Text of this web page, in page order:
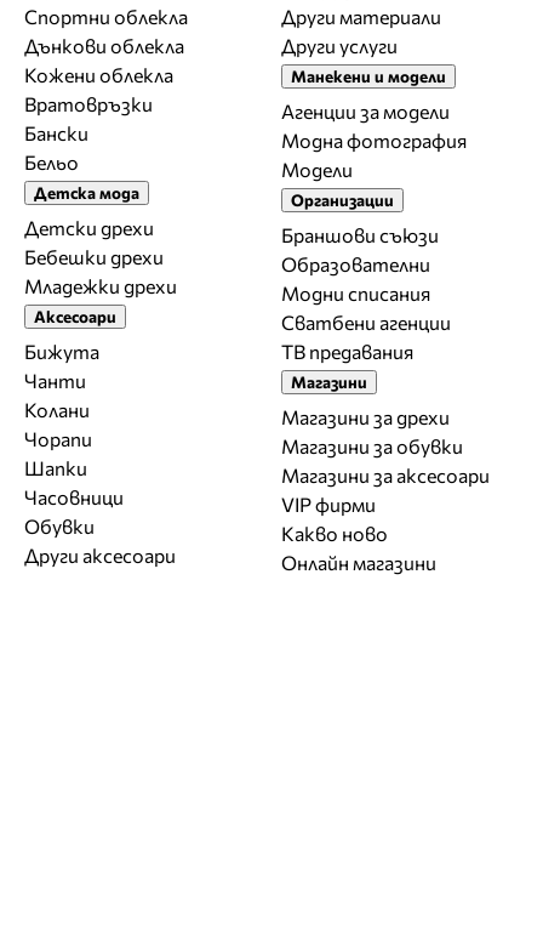
Спортни облекла
Дънкови облекла
Кожени облекла
Вратовръзки
Бански
Бельо
Детска мода
Детски дрехи
Бебешки дрехи
Младежки дрехи
Аксесоари
Бижута
Чанти
Колани
Чорапи
Шапки
Часовници
Обувки
Други аксесоари
Други материали
Други услуги
Манекени и модели
Агенции за модели
Модна фотография
Модели
Организации
Браншови съюзи
Образователни
Модни списания
Сватбени агенции
ТВ предавания
Магазини
Магазини за дрехи
Магазини за обувки
Магазини за aксесоари
VIP фирми
Какво ново
Онлайн магазини